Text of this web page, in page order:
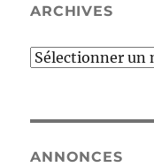
ARCHIVES
Archives
ANNONCES